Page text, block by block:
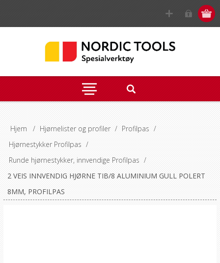
Hjem / Hjørnelister og profiler / Profilpas /
Hjørnestykker Profilpas /
Runde hjørnestykker, innvendige Profilpas /
2 VEIS INNVENDIG HJØRNE TIB/8 ALUMINIUM GULL POLERT
8MM, PROFILPAS